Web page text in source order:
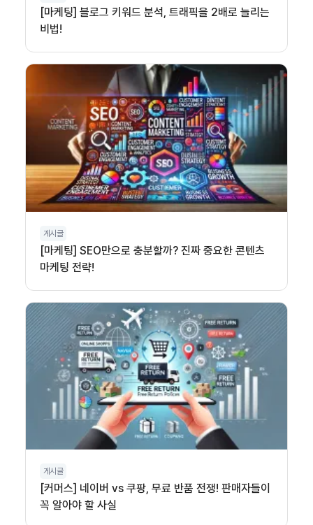
[마케팅] 블로그 키워드 분석, 트래픽을 2배로 늘리는
비법!
게시글
[마케팅] SEO만으로 충분할까? 진짜 중요한 콘텐츠
마케팅 전략!
게시글
[커머스] 네이버 vs 쿠팡, 무료 반품 전쟁! 판매자들이
꼭 알아야 할 사실